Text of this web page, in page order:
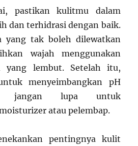
pastikan kulitmu dalam
dan terhidrasi dengan baik.
yang tak boleh dilewatkan
wajah menggunakan
yang lembut. Setelah itu,
menyeimbangkan pH
jangan lupa untuk
atau pelembap.
pentingnya kulit